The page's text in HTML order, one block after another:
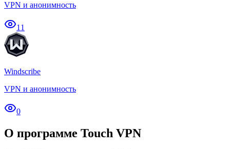
VPN и анонимность
11
Windscribe
VPN и анонимность
0
О программе Touch VPN